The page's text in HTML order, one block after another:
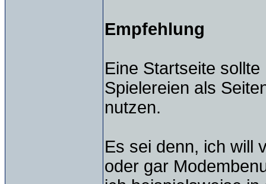
Empfehlung
Eine Startseite sollte
Spielereien als
nutzen.
Es sei denn, ich will
oder gar